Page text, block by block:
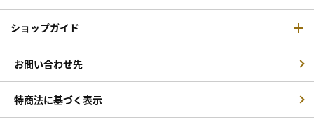
ショップガイド
お問い合わせ先
特商法に基づく表示